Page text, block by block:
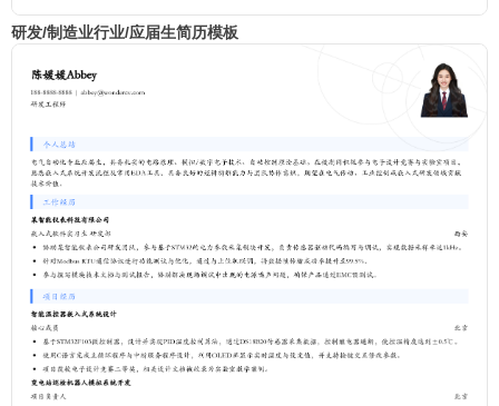
研发/制造业行业/应届生简历模板